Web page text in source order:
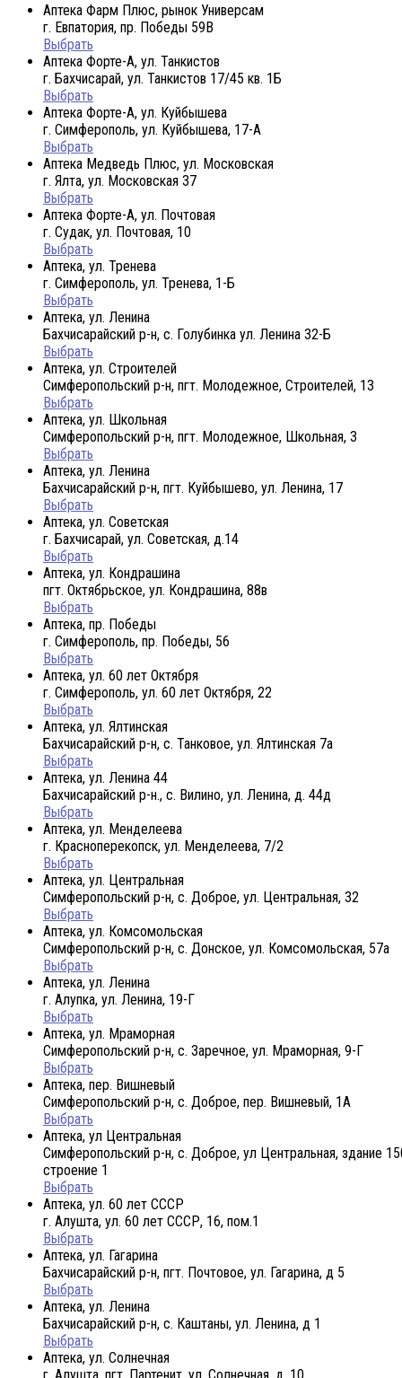
Аптека Фарм Плюс, рынок Универсам
г. Евпатория, пр. Победы 59В
Выбрать
Аптека Форте-А, ул. Танкистов
г. Бахчисарай, ул. Танкистов 17/45 кв. 1Б
Выбрать
Аптека Форте-А, ул. Куйбышева
г. Симферополь, ул. Куйбышева, 17-А
Выбрать
Аптека Медведь Плюс, ул. Московская
г. Ялта, ул. Московская 37
Выбрать
Аптека Форте-А, ул. Почтовая
г. Судак, ул. Почтовая, 10
Выбрать
Аптека, ул. Тренева
г. Симферополь, ул. Тренева, 1-Б
Выбрать
Аптека, ул. Ленина
Бахчисарайский р-н, с. Голубинка ул. Ленина 32-Б
Выбрать
Аптека, ул. Строителей
Симферопольский р-н, пгт. Молодежное, Строителей, 13
Выбрать
Аптека, ул. Школьная
Симферопольский р-н, пгт. Молодежное, Школьная, 3
Выбрать
Аптека, ул. Ленина
Бахчисарайский р-н, пгт. Куйбышево, ул. Ленина, 17
Выбрать
Аптека, ул. Советская
г. Бахчисарай, ул. Советская, д.14
Выбрать
Аптека, ул. Кондрашина
пгт. Октябрьское, ул. Кондрашина, 88в
Выбрать
Аптека, пр. Победы
г. Симферополь, пр. Победы, 56
Выбрать
Аптека, ул. 60 лет Октября
г. Симферополь, ул. 60 лет Октября, 22
Выбрать
Аптека, ул. Ялтинская
Бахчисарайский р-н, с. Танковое, ул. Ялтинская 7а
Выбрать
Аптека, ул. Ленина 44
Бахчисарайский р-н., с. Вилино, ул. Ленина, д. 44д
Выбрать
Аптека, ул. Менделеева
г. Красноперекопск, ул. Менделеева, 7/2
Выбрать
Аптека, ул. Центральная
Симферопольский р-н, с. Доброе, ул. Центральная, 32
Выбрать
Аптека, ул. Комсомольская
Симферопольский р-н, с. Донское, ул. Комсомольская, 57а
Выбрать
Аптека, ул. Ленина
г. Алупка, ул. Ленина, 19-Г
Выбрать
Аптека, ул. Мраморная
Симферопольский р-н, с. Заречное, ул. Мраморная, 9-Г
Выбрать
Аптека, пер. Вишневый
Симферопольский р-н, с. Доброе, пер. Вишневый, 1А
Выбрать
Аптека, ул Центральная
Симферопольский р-н, с. Доброе, ул Центральная, здание
строение 1
Выбрать
Аптека, ул. 60 лет СССР
г. Алушта, ул. 60 лет СССР, 16, пом.1
Выбрать
Аптека, ул. Гагарина
Бахчисарайский р-н, пгт. Почтовое, ул. Гагарина, д 5
Выбрать
Аптека, ул. Ленина
Бахчисарайский р-н, с. Каштаны, ул. Ленина, д 1
Выбрать
Аптека, ул. Солнечная
г. Алушта, пгт. Партенит, ул. Солнечная, д. 10